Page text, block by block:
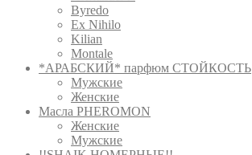
Byredo
Ex Nihilo
Kilian
Montale
*АРАБСКИЙ* парфюм СТОЙКОСТЬ
Мужские
Женские
Масла PHEROMON
Женские
Мужские